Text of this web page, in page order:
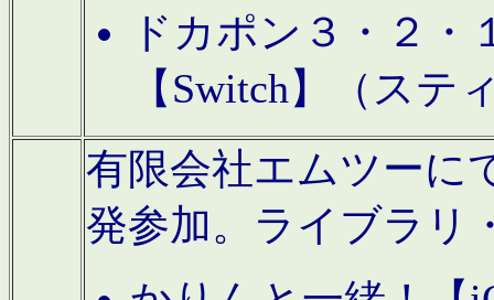
ドカポン３・２
【Switch】（ステ
有限会社エムツーに
発参加。ライブラリ